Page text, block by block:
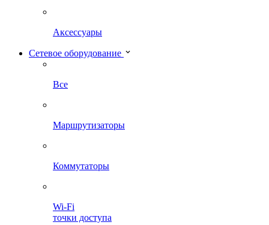
Аксессуары
Сетевое оборудование
Все
Маршрутизаторы
Коммутаторы
Wi-Fi
точки доступа